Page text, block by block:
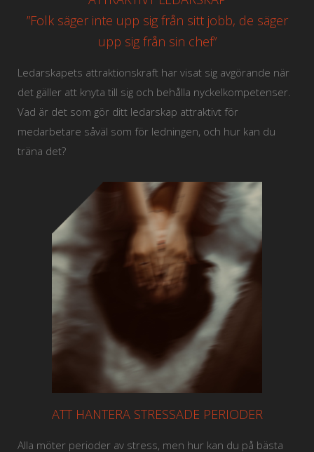
”Folk säger inte upp sig från sitt jobb, de säger
upp sig från sin chef”
Ledarskapets attraktionskraft har visat sig avgörande när
det gäller att knyta till sig och behålla nyckelkompetenser.
Vad är det som gör ditt ledarskap attraktivt för
medarbetare såväl som för ledningen, och hur kan du
träna det?
ATT HANTERA STRESSADE PERIODER
Alla möter perioder av stress, men hur kan du på bästa